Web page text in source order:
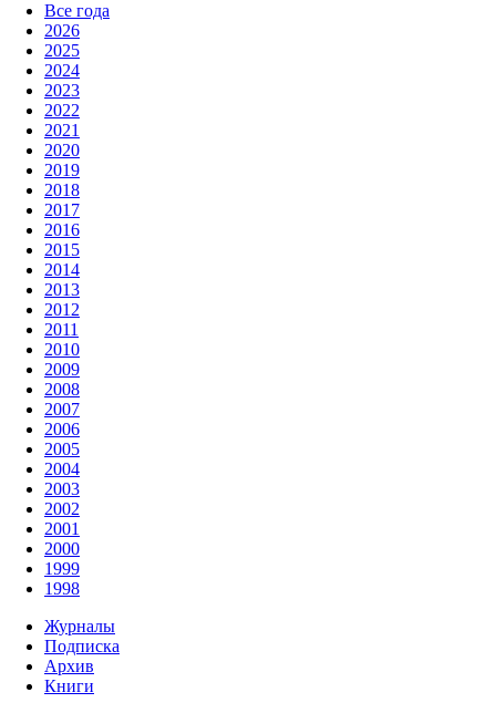
Все года
2026
2025
2024
2023
2022
2021
2020
2019
2018
2017
2016
2015
2014
2013
2012
2011
2010
2009
2008
2007
2006
2005
2004
2003
2002
2001
2000
1999
1998
Журналы
Подписка
Архив
Книги